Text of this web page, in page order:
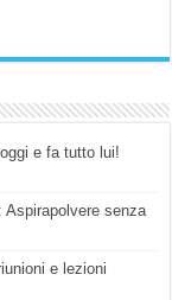
e fa tutto lui!
Aspirapolvere senza
e lezioni